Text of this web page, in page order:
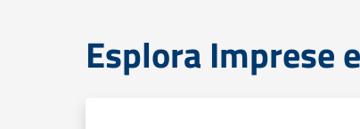
Esplora Imprese